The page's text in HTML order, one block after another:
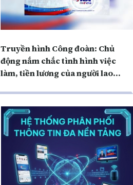
Truyền hình Công đoàn: Chủ
động nắm chắc tình hình việc
làm, tiền lương của người lao